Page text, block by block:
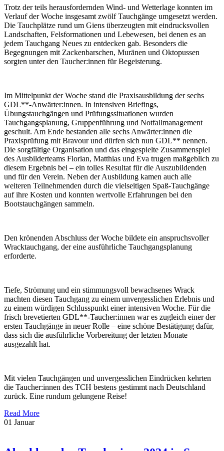
Trotz der teils herausfordernden Wind- und Wetterlage konnten im
Verlauf der Woche insgesamt zwölf Tauchgänge umgesetzt werden.
Die Tauchplätze rund um Giens überzeugten mit eindrucksvollen
Landschaften, Felsformationen und Lebewesen, bei denen es an
jedem Tauchgang Neues zu entdecken gab. Besonders die
Begegnungen mit Zackenbarschen, Muränen und Oktopussen
sorgten unter den Taucher:innen für Begeisterung.
Im Mittelpunkt der Woche stand die Praxisausbildung der sechs
GDL**-Anwärter:innen. In intensiven Briefings,
Übungstauchgängen und Prüfungssituationen wurden
Tauchgangsplanung, Gruppenführung und Notfallmanagement
geschult. Am Ende bestanden alle sechs Anwärter:innen die
Praxisprüfung mit Bravour und dürfen sich nun GDL** nennen.
Die sorgfältige Organisation und das eingespielte Zusammenspiel
des Ausbilderteams Florian, Matthias und Eva trugen maßgeblich zu
diesem Ergebnis bei – ein tolles Resultat für die Auszubildenden
und für den Verein. Neben der Ausbildung kamen auch alle
weiteren Teilnehmenden durch die vielseitigen Spaß-Tauchgänge
auf ihre Kosten und konnten wertvolle Erfahrungen bei den
Bootstauchgängen sammeln.
Den krönenden Abschluss der Woche bildete ein anspruchsvoller
Wracktauchgang, der eine ausführliche Tauchgangsplanung
erforderte.
Tiefe, Strömung und ein stimmungsvoll bewachsenes Wrack
machten diesen Tauchgang zu einem unvergesslichen Erlebnis und
zu einem würdigen Schlusspunkt einer intensiven Woche. Für die
frisch brevetierten GDL**-Taucher:innen war es zugleich einer der
ersten Tauchgänge in neuer Rolle – eine schöne Bestätigung dafür,
dass sich die ausführliche Vorbereitung der letzten Monate
ausgezahlt hat.
Mit vielen Tauchgängen und unvergesslichen Eindrücken kehrten
die Taucher:innen des TCH bestens gestimmt nach Deutschland
zurück. Eine rundum gelungene Reise!
Read More
01 Januar